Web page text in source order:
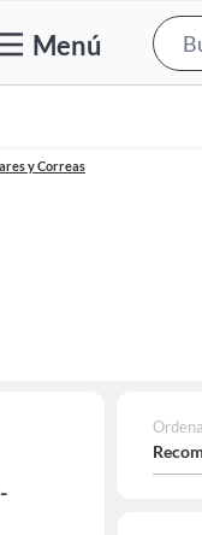
Menú
y Correas